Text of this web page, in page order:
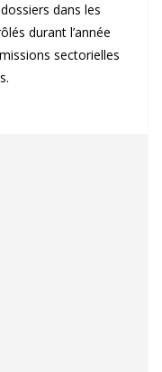
dans les
durant l’année
sectorielles